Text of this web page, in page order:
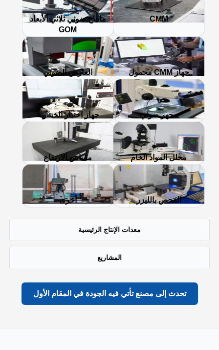
معدات الإنتاج الرئيسية
المشاريع
CMM
ماسح ضوئي ثلاثي الأبعاد
GOM
جهاز CMM محمول العارض الضوئي
مجهر ضوئي جهاز اختبار الخشونة
محلل المواد الخام مقياس الارتفاع
الفحص بالليزر أخرى
تحدث إلى مصنع تأتي فيه الجودة في المقام الأول